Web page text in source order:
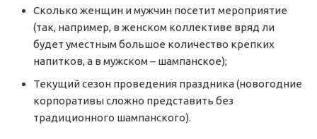
Сколько женщин и мужчин посетит мероприятие
(так, например, в женском коллективе вряд ли
будет уместным большое количество крепких
напитков, а в мужском – шампанское);
Текущий сезон проведения праздника (новогодние
корпоративы сложно представить без
традиционного шампанского).